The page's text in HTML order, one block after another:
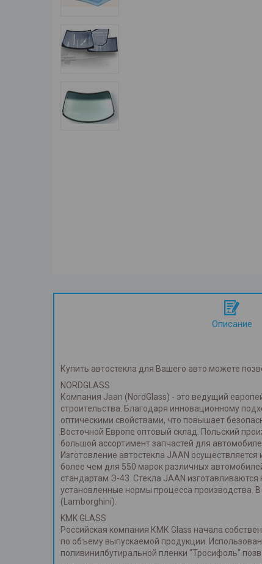
Описание
Купить автостекла для Вашего авто можете
NORDGLASS
Компания Jaan (NordGlass) - это ведущий
строительства. Благодаря инновационному
оптическими свойствами, что повышает
Восточной Европе оптовый склад. Польский
большой ассортимент запчастей для
Изготовление автостекла JAAN
более чем для 550 марок различных
стандартам Э-43. Стекла JAAN
установленные нормы процесса производства.
(Lamborghini).
KMK GLASS
Российская компания КМК Glass начала
по объему выпускаемой продукции.
поливинилбутиральной пленки "Тросифоль"